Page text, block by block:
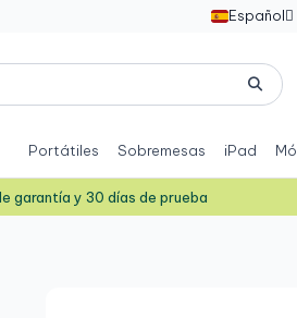
Español 
Portátiles Sobremesas iPad
garantía y 30 días de prueba